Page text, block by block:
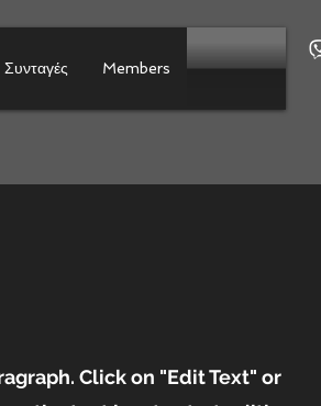
Συνταγές Members
Click on "Edit Text" or